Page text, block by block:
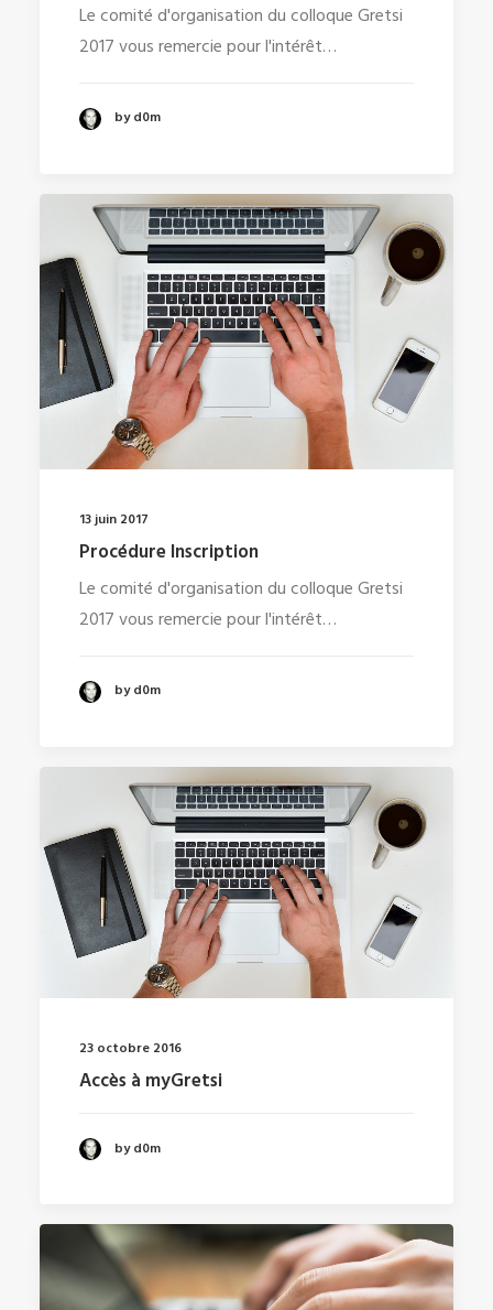
Le comité d'organisation du colloque Gretsi
2017 vous remercie pour l'intérêt…
by d0m
13 juin 2017
Procédure Inscription
Le comité d'organisation du colloque Gretsi
2017 vous remercie pour l'intérêt…
by d0m
23 octobre 2016
Accès à myGretsi
by d0m